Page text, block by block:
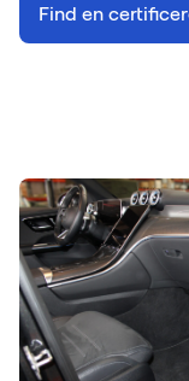
Find en